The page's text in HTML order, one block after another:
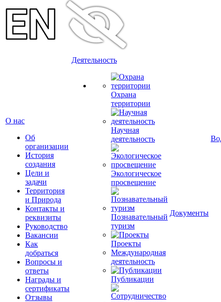
О нас
Об
организации
История
создания
Цели и
задачи
Территория
и Природа
Контакты и
реквизиты
Руководство
Вакансии
Как
добраться
Вопросы и
ответы
Награды и
сертификаты
Отзывы
Деятельность
Охрана
территории
Научная
деятельность
Экологическое
просвещение
Познавательный
туризм
Проекты
Международная
деятельность
Публикации
Документы